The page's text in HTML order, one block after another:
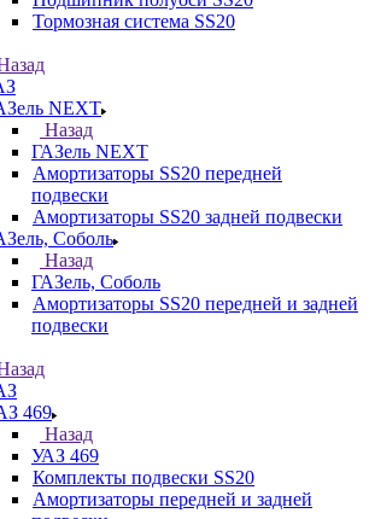
Тормозная система SS20
NEXT
Назад
ГАЗель NEXT
Амортизаторы SS20 передней
подвески
Амортизаторы SS20 задней подвески
Соболь
Назад
ГАЗель, Соболь
Амортизаторы SS20 передней и задней
подвески
469
Назад
УАЗ 469
Комплекты подвески SS20
Амортизаторы передней и задней